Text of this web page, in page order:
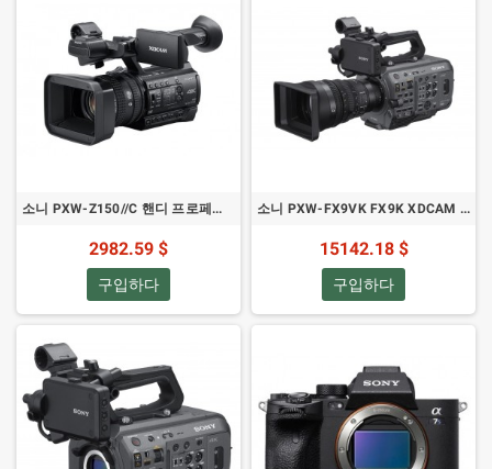
소니 PXW-Z150//C 핸디 프로페셔널 캠코더
2982.59 $
구입하다
소니 PXW-FX9VK FX9K XDCAM 6K 풀프레임 카메라 시스템 (28-135mm f/4 G OSS 렌즈 포함)
15142.18 $
구입하다